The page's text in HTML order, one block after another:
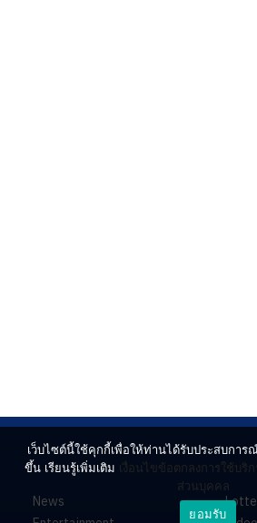
News
เว็บไซต์นี้ใช้คุกกี้เพื่อให้ท่านได้รับประสบการ
ขึ้น เรียนรู้เพิ่มเติม เงื่อนไขข้อตกลงการใช้บริก
ส่วนบุคคล
ยอมรับ